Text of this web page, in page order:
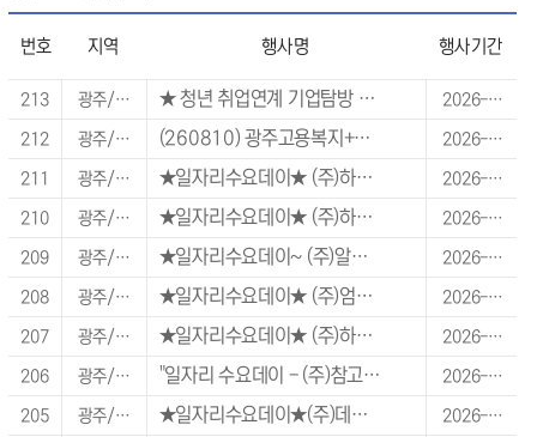
번호 지역 행사명 행사기간
213 광주/전라/제주 지역 ★ 청년 취업연계 기업탐방 페스타 - 채용 행사 2026-08-27 ~ 2026-08-27
212 광주/전라/제주 지역 (260810) 광주고용복지+센터 일자리수요데이 (주식회사 선우그래픽) 2026-08-10 ~ 2026-08-10
211 광주/전라/제주 지역 ★일자리수요데이★ (주)하림정읍공장 면접 행사(생산직) 2026-08-05 ~ 2026-08-05
210 광주/전라/제주 지역 ★일자리수요데이★ (주)하림정읍공장 면접 행사(생산직) 2026-07-29 ~ 2026-07-29
209 광주/전라/제주 지역 ★일자리수요데이~ (주)알에프세미 2026-07-28 ~ 2026-07-28
208 광주/전라/제주 지역 ★일자리수요데이★ (주)엄지식품 고창공장 면접 행사(생산직) 2026-07-23 ~ 2026-07-23
207 광주/전라/제주 지역 ★일자리수요데이★ (주)하림정읍공장 면접 행사(생산직) 2026-07-22 ~ 2026-07-22
206 광주/전라/제주 지역 "일자리 수요데이 - (주)참고을 지평선 제2공장 채용행사" 2026-07-22 ~ 2026-07-22
205 광주/전라/제주 지역 ★일자리수요데이★(주)데크카본 2026-07-21 ~ 2026-07-21